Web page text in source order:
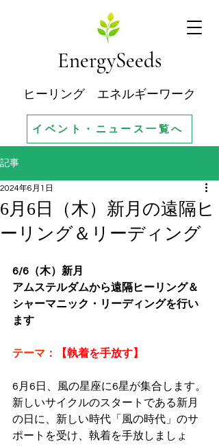
EnergySeeds
ヒーリング エネルギーワーク
イベント・ニュース一覧へ
記事
6月6日（木）新月の遠隔ヒ
ーリング＆リーディング
2024年6月1日
6/6（木）新月
アムステルダムから遠隔ヒーリング＆
シャーマニック・リーディングを行い
ます
テーマ： 【執着を手放す】
6月6日、風の星座に6星が集合します。
新しいサイクルのスタートである新月
の日に、新しい時代「風の時代」のサ
ポートを受け、執着を手放しましょ